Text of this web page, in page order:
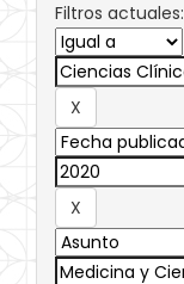
Filtros actuales: